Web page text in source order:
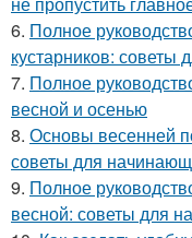
6. Полное
кустарников: советы
7. Полное
весной и осенью
8. Основы весенней
советы для
9. Полное
весной: советы для